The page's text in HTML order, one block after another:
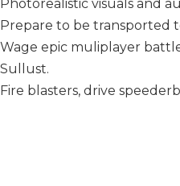
Photorealistic visuals and
Prepare to be transported
Wage epic muliplayer
Sullust.
Fire blasters, drive